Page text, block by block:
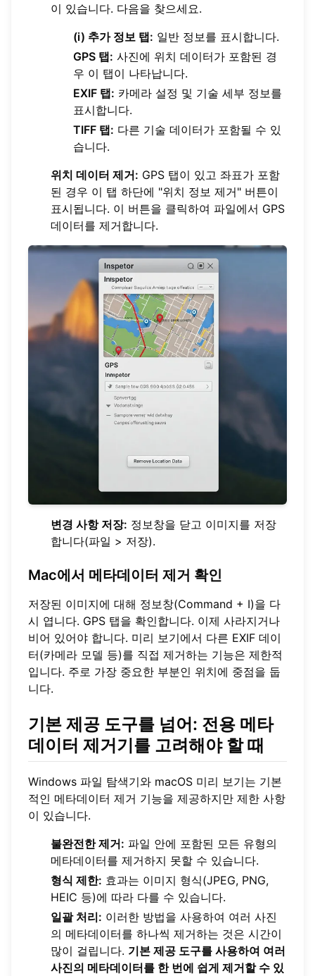
이 있습니다. 다음을 찾으세요.
(i) 추가 정보 탭: 일반 정보를 표시합니다.
GPS 탭: 사진에 위치 데이터가 포함된 경
우 이 탭이 나타납니다.
EXIF 탭: 카메라 설정 및 기술 세부 정보를
표시합니다.
TIFF 탭: 다른 기술 데이터가 포함될 수 있
습니다.
위치 데이터 제거: GPS 탭이 있고 좌표가 포함
된 경우 이 탭 하단에 "위치 정보 제거" 버튼이
표시됩니다. 이 버튼을 클릭하여 파일에서 GPS
데이터를 제거합니다.
변경 사항 저장: 정보창을 닫고 이미지를 저장
합니다(파일 > 저장).
Mac에서 메타데이터 제거 확인
저장된 이미지에 대해 정보창(Command + I)을 다
시 엽니다. GPS 탭을 확인합니다. 이제 사라지거나
비어 있어야 합니다. 미리 보기에서 다른 EXIF 데이
터(카메라 모델 등)를 직접 제거하는 기능은 제한적
입니다. 주로 가장 중요한 부분인 위치에 중점을 둡
니다.
기본 제공 도구를 넘어: 전용 메타
데이터 제거기를 고려해야 할 때
Windows 파일 탐색기와 macOS 미리 보기는 기본
적인 메타데이터 제거 기능을 제공하지만 제한 사항
이 있습니다.
불완전한 제거: 파일 안에 포함된 모든 유형의
메타데이터를 제거하지 못할 수 있습니다.
형식 제한: 효과는 이미지 형식(JPEG, PNG,
HEIC 등)에 따라 다를 수 있습니다.
일괄 처리: 이러한 방법을 사용하여 여러 사진
의 메타데이터를 하나씩 제거하는 것은 시간이
많이 걸립니다. 기본 제공 도구를 사용하여 여러
사진의 메타데이터를 한 번에 쉽게 제거할 수 있